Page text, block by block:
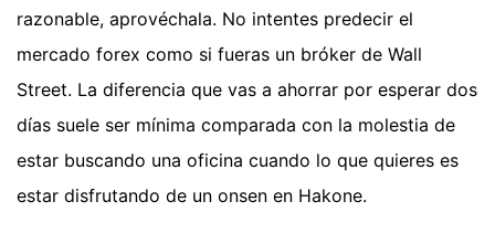
razonable, aprovéchala. No intentes predecir el
mercado forex como si fueras un bróker de Wall
Street. La diferencia que vas a ahorrar por esperar dos
días suele ser mínima comparada con la molestia de
estar buscando una oficina cuando lo que quieres es
estar disfrutando de un onsen en Hakone.